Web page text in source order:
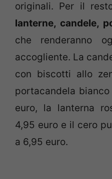
originali. Per il
lanterne, candele,
che renderanno
accogliente. La
con biscotti allo
portacandela
euro, la lanterna
4,95 euro e il cero
a 6,95 euro.